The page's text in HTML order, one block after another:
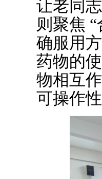
让老同
则聚焦
确服用
药物的
物相互
可操作